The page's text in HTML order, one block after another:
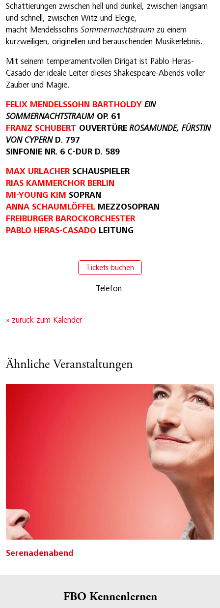
Schattierungen zwischen hell und dunkel, zwischen langsam
und schnell, zwischen Witz und Elegie,
macht Mendelssohns Sommernachtstraum zu einem
kurzweiligen, originellen und berauschenden Musikerlebnis.
Mit seinem temperamentvollen Dirigat ist Pablo Heras-
Casado der ideale Leiter dieses Shakespeare-Abends voller
Zauber und Magie.
FELIX MENDELSSOHN BARTHOLDY EIN
SOMMERNACHTSTRAUM OP. 61
FRANZ SCHUBERT OUVERTÜREROSAMUNDE, FÜRSTIN
VON CYPERND. 797
SINFONIE NR. 6 C-DUR D. 589
MAX URLACHER SCHAUSPIELER
RIAS KAMMERCHOR BERLIN
MI-YOUNG KIM SOPRAN
ANNA SCHAUMLÖFFEL MEZZOSOPRAN
FREIBURGER BAROCKORCHESTER
PABLO HERAS-CASADO LEITUNG
Tickets buchen
Telefon:
» zurück zum Kalender
Ähnliche Veranstaltungen
Serenadenabend
FBO Kennenlernen